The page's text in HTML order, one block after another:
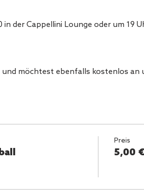
der Cappellini Lounge oder um 19
und möchtest ebenfalls kostenlos
Preis
5,00 €